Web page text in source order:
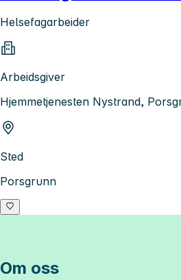
Helsefagarbeider
Arbeidsgiver
Hjemmetjenesten Nystrand,
Sted
Porsgrunn
Om oss